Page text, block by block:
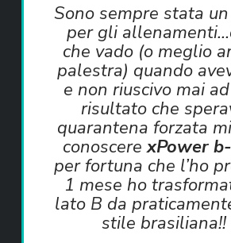
Sono sempre stata un
per gli
che vado (o meglio
palestra) quando
e non riuscivo mai
risultato che
quarantena forzata
conoscerexPower
per fortuna che l’ho
1 mese ho
lato B da
stile